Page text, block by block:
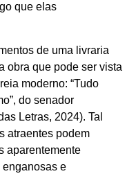
que elas
de uma livraria
obra que pode ser vista
moderno: “Tudo
do senador
Letras, 2024). Tal
atraentes podem
aparentemente
enganosas e